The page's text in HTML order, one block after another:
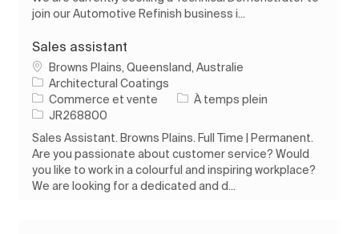
join our Automotive Refinish business i...
Sales assistant
Emplacement
Browns Plains, Queensland, Australie
Architectural Coatings
Catégorie
Commerce et vente Type d’emploi
À temps plein
ID de l’emploi
JR268800
Sales Assistant. Browns Plains. Full Time | Permanent.
Are you passionate about customer service? Would
you like to work in a colourful and inspiring workplace?
We are looking for a dedicated and d...